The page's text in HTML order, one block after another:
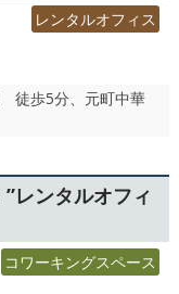
レンタルオフィス
徒歩5分、元町中華
レンタルオフィ
コワーキングスペース